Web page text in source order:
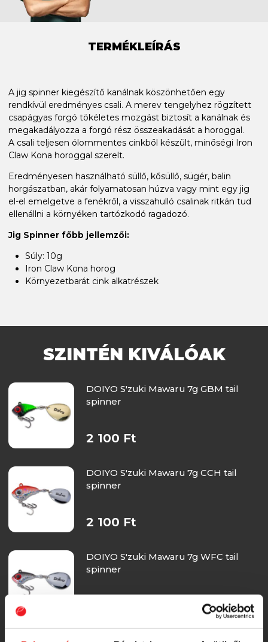
TERMÉKLEÍRÁS
A jig spinner kiegészítő kanálnak köszönhetően egy
rendkívül eredményes csali. A merev tengelyhez rögzített
csapágyas forgó tökéletes mozgást biztosít a kanálnak és
megakadályozza a forgó rész összeakadását a horoggal.
A csali teljesen ólommentes cinkből készült, minőségi Iron
Claw Kona horoggal szerelt.
Eredményesen használható süllő, kősüllő, sügér, balin
horgászatban, akár folyamatosan húzva vagy mint egy jig
el-el emelgetve a fenékről, a visszahulló csalinak ritkán tud
ellenállni a környéken tartózkodó ragadozó.
Jig Spinner főbb jellemzői:
Súly: 10g
Iron Claw Kona horog
Környezetbarát cink alkatrészek
SZINTÉN KIVÁLÓAK
DOIYO S'zuki Mawaru 7g GBM tail
spinner
2 100 Ft
DOIYO S'zuki Mawaru 7g CCH tail
spinner
2 100 Ft
DOIYO S'zuki Mawaru 7g WFC tail
spinner